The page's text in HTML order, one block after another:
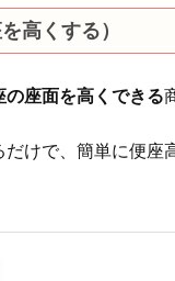
高くする）
の座面を高くできる
けで、簡単に便座